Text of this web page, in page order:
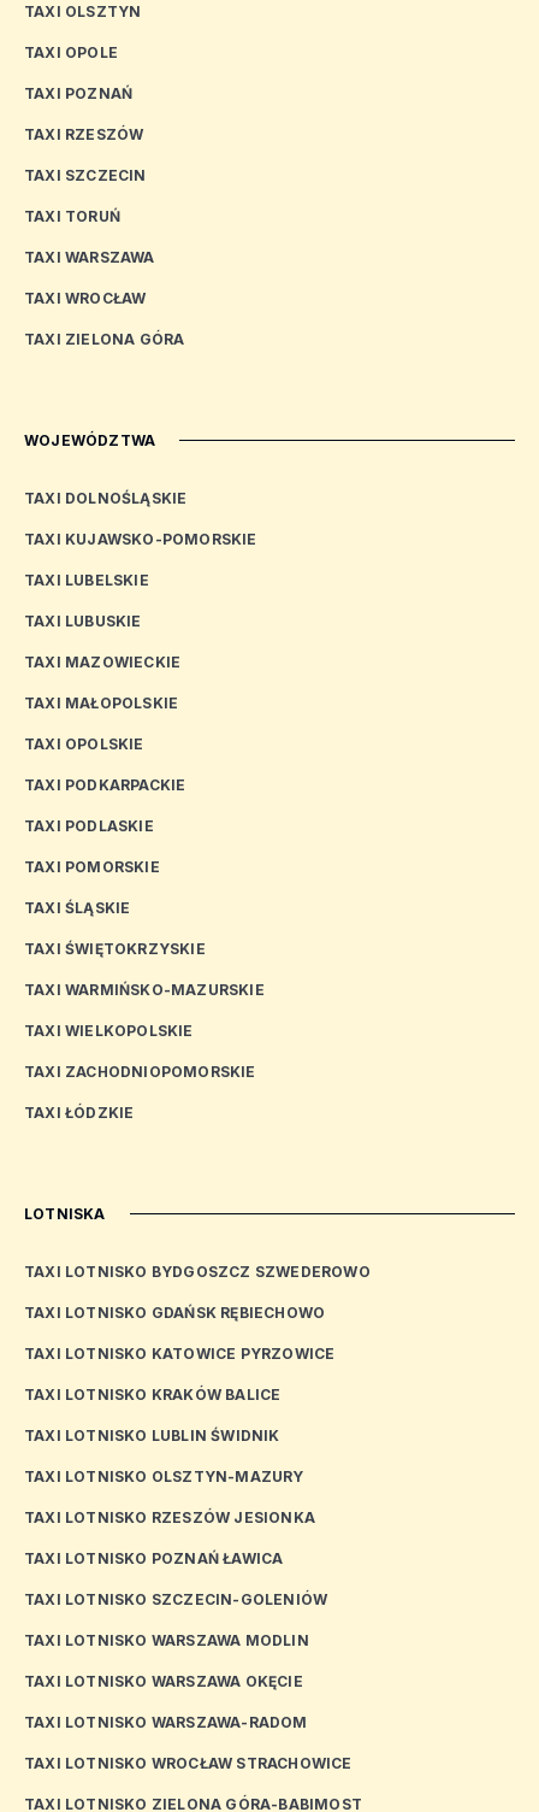
TAXI OLSZTYN
TAXI OPOLE
TAXI POZNAŃ
TAXI RZESZÓW
TAXI SZCZECIN
TAXI TORUŃ
TAXI WARSZAWA
TAXI WROCŁAW
TAXI ZIELONA GÓRA
WOJEWÓDZTWA
TAXI DOLNOŚLĄSKIE
TAXI KUJAWSKO-POMORSKIE
TAXI LUBELSKIE
TAXI LUBUSKIE
TAXI MAZOWIECKIE
TAXI MAŁOPOLSKIE
TAXI OPOLSKIE
TAXI PODKARPACKIE
TAXI PODLASKIE
TAXI POMORSKIE
TAXI ŚLĄSKIE
TAXI ŚWIĘTOKRZYSKIE
TAXI WARMIŃSKO-MAZURSKIE
TAXI WIELKOPOLSKIE
TAXI ZACHODNIOPOMORSKIE
TAXI ŁÓDZKIE
LOTNISKA
TAXI LOTNISKO BYDGOSZCZ SZWEDEROWO
TAXI LOTNISKO GDAŃSK RĘBIECHOWO
TAXI LOTNISKO KATOWICE PYRZOWICE
TAXI LOTNISKO KRAKÓW BALICE
TAXI LOTNISKO LUBLIN ŚWIDNIK
TAXI LOTNISKO OLSZTYN-MAZURY
TAXI LOTNISKO RZESZÓW JESIONKA
TAXI LOTNISKO POZNAŃ ŁAWICA
TAXI LOTNISKO SZCZECIN-GOLENIÓW
TAXI LOTNISKO WARSZAWA MODLIN
TAXI LOTNISKO WARSZAWA OKĘCIE
TAXI LOTNISKO WARSZAWA-RADOM
TAXI LOTNISKO WROCŁAW STRACHOWICE
TAXI LOTNISKO ZIELONA GÓRA-BABIMOST